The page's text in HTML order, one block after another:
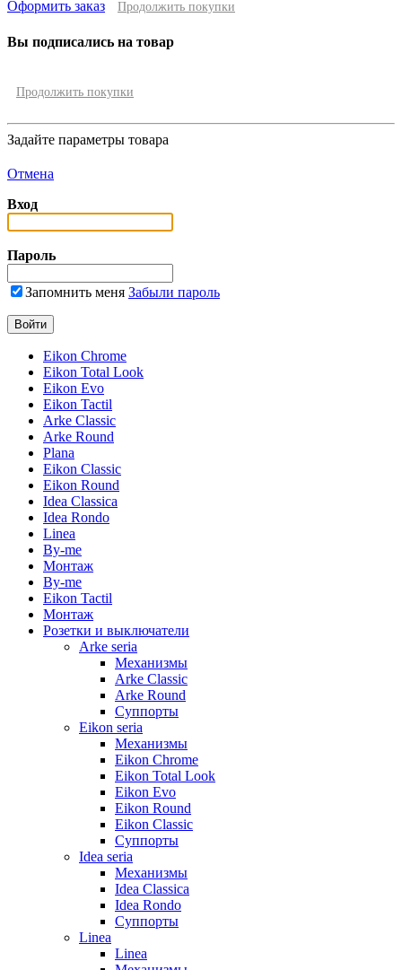
Оформить заказ Продолжить покупки
Вы подписались на товар
Продолжить покупки
Задайте параметры товара
Отмена
Вход
Пароль
Запомнить меня Забыли пароль
Eikon Chrome
Eikon Total Look
Eikon Evo
Eikon Tactil
Arke Classic
Arke Round
Plana
Eikon Classic
Eikon Round
Idea Classica
Idea Rondo
Linea
By-me
Монтаж
By-me
Eikon Tactil
Монтаж
Розетки и выключатели
Arke seria
Механизмы
Arke Classic
Arke Round
Суппорты
Eikon seria
Механизмы
Eikon Chrome
Eikon Total Look
Eikon Evo
Eikon Round
Eikon Classic
Суппорты
Idea seria
Механизмы
Idea Classica
Idea Rondo
Суппорты
Linea
Linea